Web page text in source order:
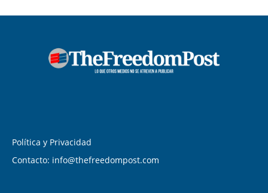
Política y Privacidad
Contacto: info@thefreedompost.com